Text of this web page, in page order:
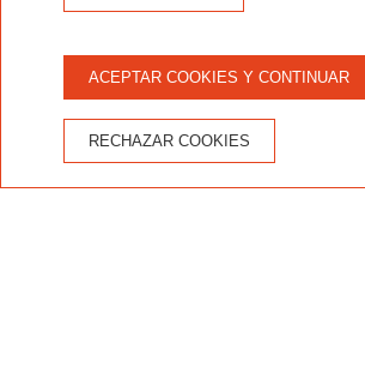
Port Aventura
El tiempo 29ºC
FAQs
ACEPTAR COOKIES Y CONTINUAR
RECHAZAR COOKIES